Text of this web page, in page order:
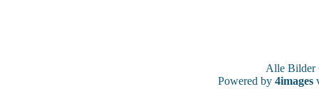
Alle
Powered by 4images